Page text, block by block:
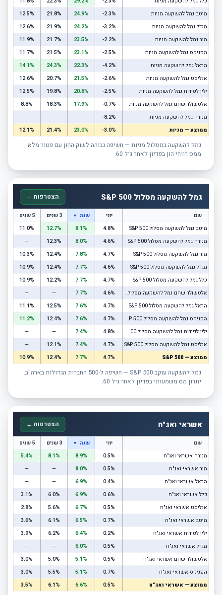
מיטב גמל להשקעה מניות
-2.3%
24.9%
21.8%
12.5%
מגדל גמל להשקעה מניות
-3.2%
24.2%
21.9%
12.6%
מור גמל להשקעה מניות
-2.2%
23.5%
21.7%
11.9%
הפניקס גמל להשקעה מניות
-2.5%
23.1%
21.5%
11.7%
הראל גמל להשקעה מניות
-4.2%
22.3%
24.3%
14.1%
אנליסט גמל להשקעה מניות
-2.6%
21.5%
20.7%
12.6%
ילין לפידות גמל להשקעה מניות
-2.5%
20.8%
19.8%
12.5%
אלטשולר שחם גמל להשקעה מניות
-0.7%
17.9%
18.3%
8.8%
מנורה גמל להשקעה מניות
-8.2%
—
—
—
ממוצע — מניות
-3.0%
23.0%
21.4%
12.1%
גמל להשקעה במסלול מניות — חשיפה גבוהה לשוק ההון עם פטור מלא
ממס רווחי הון בפדיון לאחר גיל 60.
גמל להשקעה מסלול S&P 500 הצטרפות ←
שם יוני שנה ▼ 3 שנים
5 שנים
מיטב גמל להשקעה מסלול S&P 500
4.8%
8.1%
12.7%
11.0%
מנורה גמל להשקעה מסלול S&P 500
4.6%
8.0%
12.3%
—
מור גמל להשקעה מסלול S&P 500
4.7%
7.8%
12.4%
10.3%
מגדל גמל להשקעה מסלול S&P 500
4.6%
7.7%
12.4%
10.9%
כלל גמל להשקעה מסלול S&P 500
4.7%
7.7%
12.2%
10.9%
אלטשולר שחם גמל להשקעה מסלול S&P 500
4.6%
7.7%
—
—
הראל גמל להשקעה מסלול S&P 500
4.7%
7.6%
12.5%
11.1%
הפניקס גמל להשקעה מסלול S&P 500
4.7%
7.6%
12.4%
11.2%
ילין לפידות גמל להשקעה מסלול S&P 500
4.8%
7.4%
—
—
אנליסט גמל להשקעה מסלול S&P 500
4.7%
7.4%
12.1%
—
ממוצע — S&P 500
4.7%
7.7%
12.4%
10.9%
גמל להשקעה עוקב S&P 500 — חשיפה ל-500 החברות הגדולות בארה"ב.
יתרון מס משמעותי בפדיון לאחר גיל 60.
אשראי ואג"ח הצטרפות ←
שם יוני שנה ▼ 3 שנים
5 שנים
מנורה אשראי ואג"ח
0.5%
8.9%
8.1%
5.4%
מור אשראי ואג"ח
0.5%
8.0%
—
—
הראל אשראי ואג"ח
0.4%
6.9%
—
—
כלל אשראי ואג"ח
0.6%
6.9%
6.0%
3.1%
אנליסט אשראי ואג"ח
0.5%
6.7%
5.6%
2.8%
מיטב אשראי ואג"ח
0.7%
6.5%
6.1%
3.6%
ילין לפידות אשראי ואג"ח
0.2%
6.4%
6.2%
3.9%
מגדל אשראי ואג"ח
0.5%
6.0%
—
—
אלטשולר שחם אשראי ואג"ח
0.5%
5.1%
5.0%
3.0%
הפניקס אשראי ואג"ח
0.7%
5.1%
5.5%
3.0%
ממוצע — אשראי ואג"ח
0.5%
6.6%
6.1%
3.5%